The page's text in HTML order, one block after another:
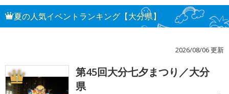
夏の人気イベントランキング【大分県】
2026/08/06 更新
1
第45回大分七夕まつり／大分
県